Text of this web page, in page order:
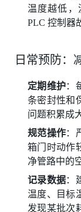
温度越低，
PLC 控制器
日常预防：
定期维护：
条密封性和
问题积累成
规范操作：
箱门时动作
净管路中的
记录数据：
温度、目标
发现某批次